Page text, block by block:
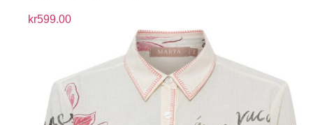
kr599.00